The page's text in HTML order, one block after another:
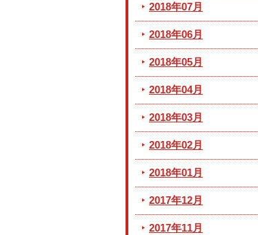
2018年07月
2018年06月
2018年05月
2018年04月
2018年03月
2018年02月
2018年01月
2017年12月
2017年11月